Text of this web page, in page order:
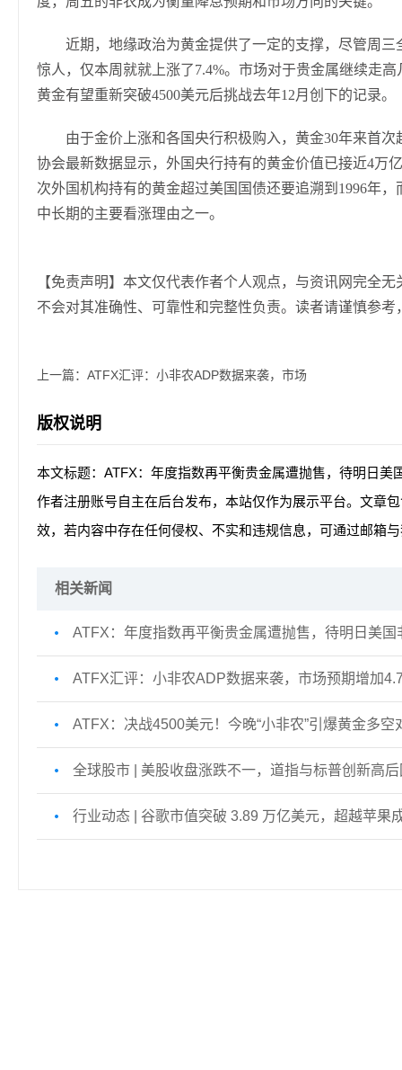
近期，地缘政治为黄金提供了一定的支撑，尽管周
惊人，仅本周就就上涨了7.4%。市场对于贵金属继续走
黄金有望重新突破4500美元后挑战去年12月创下的记录。
由于金价上涨和各国央行积极购入，黄金30年来首
协会最新数据显示，外国央行持有的黄金价值已接近4万
次外国机构持有的黄金超过美国国债还要追溯到1996年
中长期的主要看涨理由之一。
【免责声明】本文仅代表作者个人观点，与资讯网完全
不会对其准确性、可靠性和完整性负责。读者请谨慎参
上一篇： ATFX汇评：小非农ADP数据来袭，市场
版权说明
本文标题：ATFX：年度指数再平衡贵金属遭抛售，待明日美
作者注册账号自主在后台发布，本站仅作为展示平台。文章
效，若内容中存在任何侵权、不实和违规信息，可通过邮箱
相关新闻
ATFX：年度指数再平衡贵金属遭抛售，待明日美国
ATFX汇评：小非农ADP数据来袭，市场预期增加
ATFX：决战4500美元！今晚“小非农”引爆黄金多空
全球股市 | 美股收盘涨跌不一，道指与标普创新高
行业动态 | 谷歌市值突破 3.89 万亿美元，超越苹果